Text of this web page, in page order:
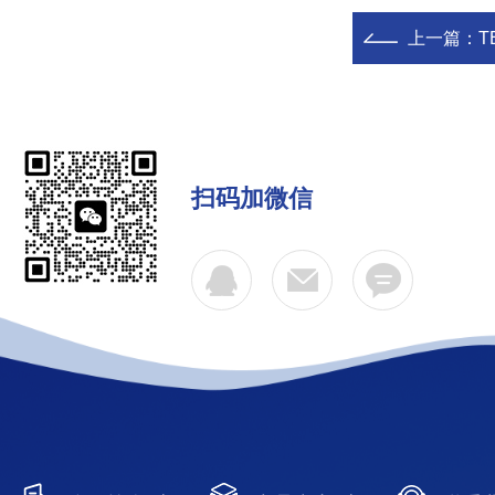
上一篇：
扫码加微信